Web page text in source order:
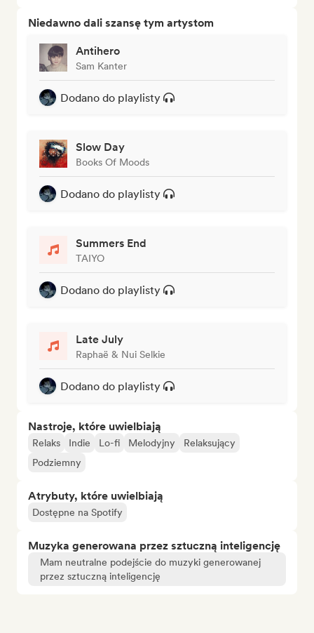
Niedawno dali szansę tym artystom
Antihero
Sam Kanter
Dodano do playlisty
Slow Day
Books Of Moods
Dodano do playlisty
Summers End
TAIYO
Dodano do playlisty
Late July
Raphaë & Nui Selkie
Dodano do playlisty
Nastroje, które uwielbiają
Relaks Indie Lo-fi Melodyjny
Relaksujący
Podziemny
Atrybuty, które uwielbiają
Dostępne na Spotify
Muzyka generowana przez sztuczną inteligencję
Mam neutralne podejście do muzyki generowanej
przez sztuczną inteligencję